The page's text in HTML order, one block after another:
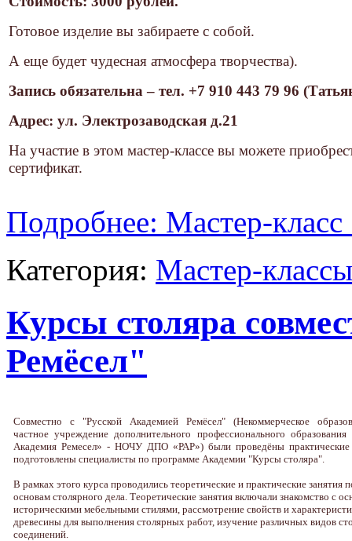
Готовое изделие вы забираете с собой.
А еще будет чудесная атмосфера творчества).
Запись обязательна – тел. +7 910 443 79 96
Адрес: ул. Электрозаводская д.21
На участие в этом мастер-классе вы можете
сертификат.
Подробнее: Мастер-
Категория: Мастер-
Курсы столяра
Ремёсел"
Совместно с "Русской Академией Ремёсел" (Некоммерческое
частное учреждение дополнительного профессионального образования
Академия Ремесел» - НОЧУ ДПО «РАР») были проведёны
подготовлены специалисты по программе Академии "Курсы столяра".
В рамках этого курса проводились теоретические и практические занятия
основам столярного дела. Теоретические занятия включали знакомство с
историческими мебельными стилями, рассмотрение свойств и
древесины для выполнения столярных работ, изучение различных видов
соединений.